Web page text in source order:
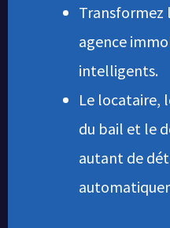
Transformez
agence
intelligents.
Le locataire,
du bail et le
autant de